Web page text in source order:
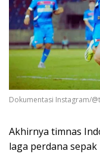
Dokumentasi Instagram/
Akhirnya timnas
laga perdana sepak